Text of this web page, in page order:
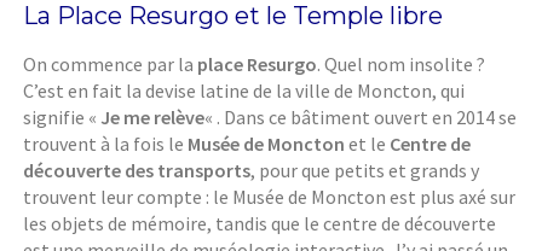
La Place Resurgo et le Temple libre
On commence par la place Resurgo. Quel nom insolite ?
C’est en fait la devise latine de la ville de Moncton, qui
signifie « Je me relève« . Dans ce bâtiment ouvert en 2014 se
trouvent à la fois le Musée de Moncton et le Centre de
découverte des transports, pour que petits et grands y
trouvent leur compte : le Musée de Moncton est plus axé sur
les objets de mémoire, tandis que le centre de découverte